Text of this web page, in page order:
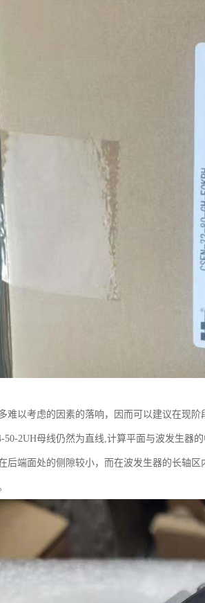
难以考虑的因素的落响，因而可以建议在现
50-2UH母线仍然为直线,计算平面与波发生器
后端面处的侧隙较小，而在波发生器的长轴